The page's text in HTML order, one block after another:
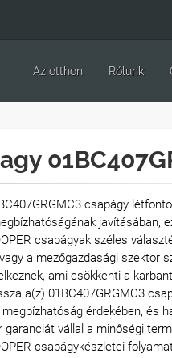
Az otthon Rólunk
csapágy
javításában,
csapágyak széles
a mezőgazdasági szektor
ami csökkenti a
a(z) 01BC407GRGMC3
megbízhatóság érdekében, és
garanciát vállal a minőségi
csapágykészletei